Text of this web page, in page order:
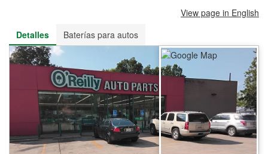
View page in English
Detalles
Baterías para autos